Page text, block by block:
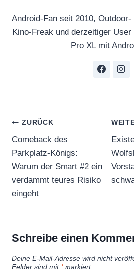
Android-Fan seit 2010,
Kino-Freak und derzeitiger
Pro XL mit
Beitragsnavigation
ZURÜCK
Comeback des
Parkplatz-Königs:
Warum der Smart #2 ein
verdammt teures Risiko
eingeht
Schreibe einen
Deine E-Mail-Adresse wird nicht
Felder sind mit *markiert